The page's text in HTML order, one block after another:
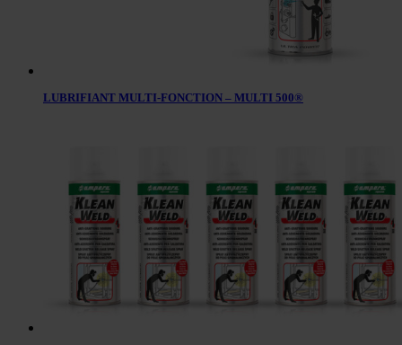
LUBRIFIANT MULTI-FONCTION – MULTI 500®